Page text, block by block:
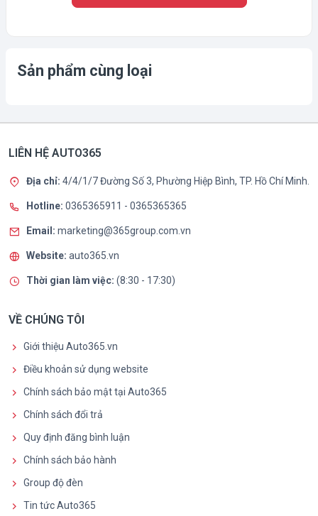
Sản phẩm cùng loại
LIÊN HỆ AUTO365
Địa chỉ: 4/4/1/7 Đường Số 3, Phường Hiệp Bình, TP. Hồ Chí Minh.
Hotline: 0365365911 - 0365365365
Email: marketing@365group.com.vn
Website: auto365.vn
Thời gian làm việc: (8:30 - 17:30)
VỀ CHÚNG TÔI
Giới thiệu Auto365.vn
Điều khoản sử dụng website
Chính sách bảo mật tại Auto365
Chính sách đổi trả
Quy định đăng bình luận
Chính sách bảo hành
Group độ đèn
Tin tức Auto365